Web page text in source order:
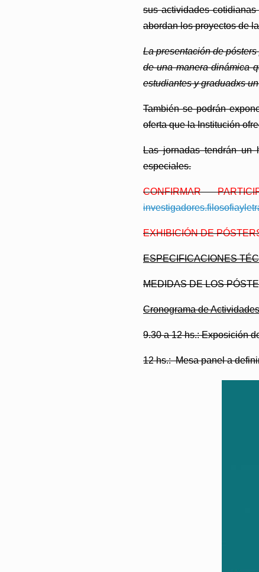
sus actividades
abordan los proyectos de
La presentación de
de una manera dinámica
estudiantes y graduadxs
También se podrán
oferta que la Institución
Las jornadas tendrán un
especiales.
CONFIRMAR
EXHIBICIÓN DE
ESPECIFICACIONES
MEDIDAS DE LOS
Cronograma de
9.30 a 12 hs.: Exposición
12 hs.: Mesa panel a